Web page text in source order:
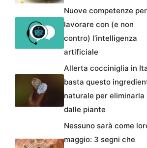
Nuove competenze per
lavorare con (e non
contro) l’intelligenza
artificiale
Allerta cocciniglia in
basta questo
naturale per eliminarla
dalle piante
Nessuno sarà come
maggio: 3 segni che